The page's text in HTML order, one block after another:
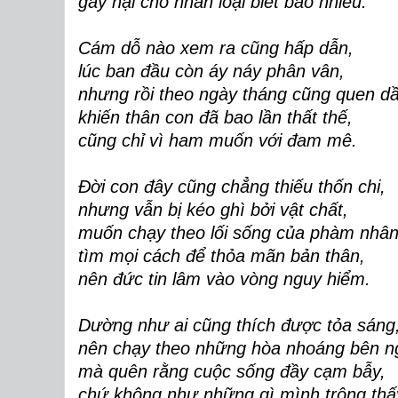
Cám dỗ nào xem ra cũng hấp dẫn,
lúc ban đầu còn áy náy phân vân,
nhưng rồi theo ngày tháng cũng quen
khiến thân con đã bao lần thất thế,
cũng chỉ vì ham muốn với đam mê.
Đời con đây cũng chẳng thiếu thốn chi,
nhưng vẫn bị kéo ghì bởi vật chất,
muốn chạy theo lối sống của phàm
tìm mọi cách để thỏa mãn bản thân,
nên đức tin lâm vào vòng nguy hiểm.
Dường như ai cũng thích được tỏa sáng,
nên chạy theo những hòa nhoáng bên
mà quên rằng cuộc sống đầy cạm bẫy,